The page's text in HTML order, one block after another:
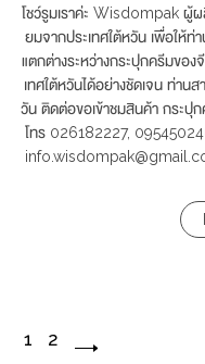
โชว์รูมเราค่ะ Wisdompak ผู้
ยมจากประเทศใต้หวัน เพื่อให้ท่
แตกต่างระหว่างกระปุกครีมของ
เทศใต้หวันได้อย่างชัดเจน ท่านส
วัน ติดต่อขอเข้าชมสินค้า กระ
โทร 026182227,
1 2